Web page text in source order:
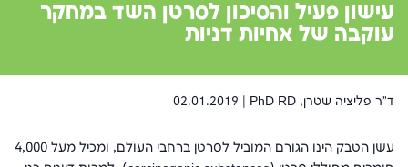
עישון פעיל והסיכון לסרטן השד במחקר
עוקבה של אחיות דניות
ד"ר פליציה שטרן, PhD RD | 02.01.2019
עשן הטבק הינו הגורם המוביל לסרטן ברחבי העולם, ומכיל מעל 4,000